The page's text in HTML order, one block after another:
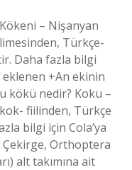
– Nişanyan
Türkçe-
Daha fazla bilgi
eklenen +An ekinin
kökü nedir? Koku –
fiilinden, Türkçe
bilgi için Cola’ya
Çekirge, Orthoptera
alt takımına ait